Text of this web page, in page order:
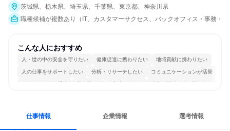
茨城県、栃木県、埼玉県、千葉県、東京都、神奈川県
職種候補が複数あり（IT、カスタマーサクセス、バックオフィス・事務・
こんな人におすすめ
人・世の中の安全を守りたい 健康促進に携わりたい 地域貢献に携わりたい
人の仕事をサポートしたい 分析・リサーチしたい コミュニケーションが活発
チームワークを重視 長く同じ会社に居続けられる 多様な職種の人と関われる
仕事情報 企業情報 選考情報